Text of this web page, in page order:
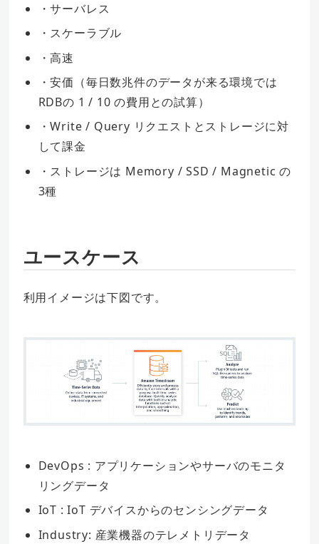
・サーバレス
・スケーラブル
・高速
・安価（毎日数兆件のデータが来る環境では
RDBの 1 / 10 の費用との試算）
・Write / Query リクエストとストレージに対
して課金
・ストレージは Memory / SSD / Magnetic の
3種
ユースケース
利用イメージは下図です。
DevOps : アプリケーションやサーバのモニタ
リングデータ
IoT : IoT デバイスからのセンシングデータ
Industry: 産業機器のテレメトリデータ